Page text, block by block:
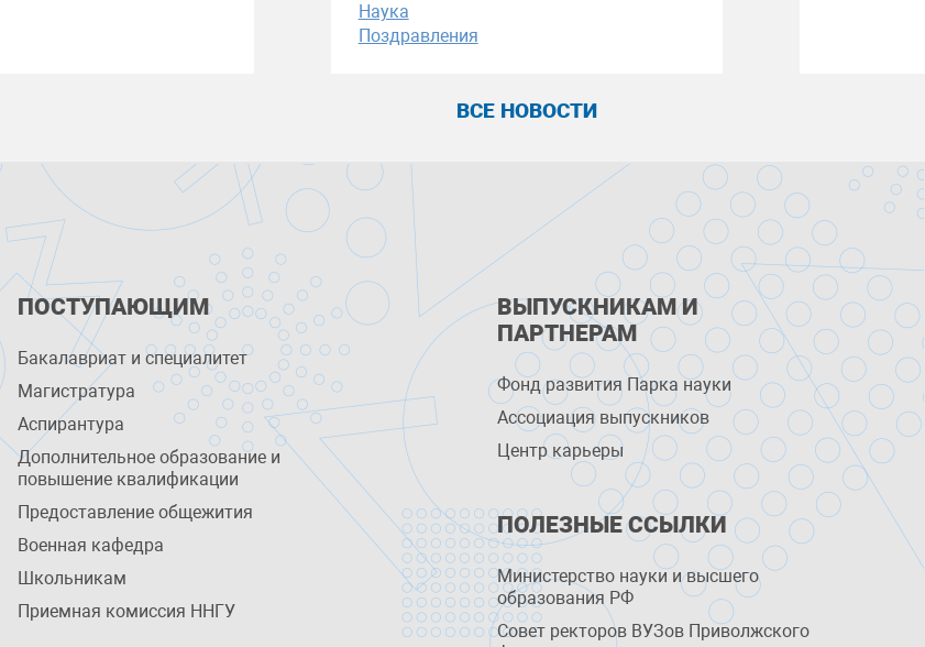
Наука
Поздравления
ВСЕ НОВОСТИ
ПОСТУПАЮЩИМ
Бакалавриат и специалитет
Магистратура
Аспирантура
Дополнительное образование и
повышение квалификации
Предоставление общежития
Военная кафедра
Школьникам
Приемная комиссия ННГУ
ВЫПУСКНИКАМ И
ПАРТНЕРАМ
Фонд развития Парка науки
Ассоциация выпускников
Центр карьеры
ПОЛЕЗНЫЕ ССЫЛКИ
Министерство науки и высшего
образования РФ
Совет ректоров ВУЗов Приволжского